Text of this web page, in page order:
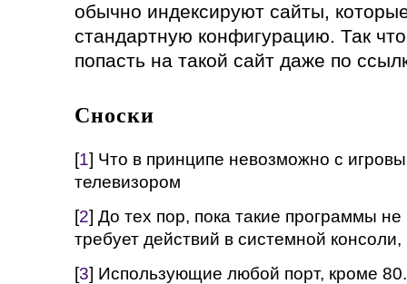
обычно индексируют сайты,
стандартную конфигурацию. Так
попасть на такой сайт даже по
Сноски
[1] Что в принципе невозможно с
телевизором
[2] До тех пор, пока такие программы
требует действий в системной
[3] Использующие любой порт, кроме 80.